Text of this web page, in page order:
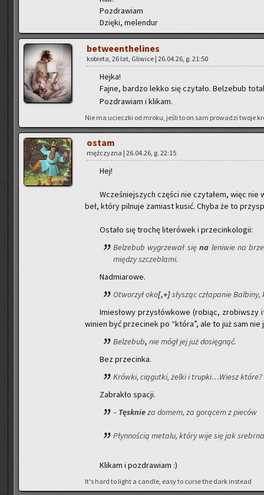
Po­zdra­wiam
Dzię­ki, me­len­dur
be­twe­en­the­li­nes
ko­bie­ta, 26 lat, Gli­wi­ce | 26.04.26, g. 21:50
Hejka!
Fajne, bar­dzo lekko się czy­ta­ło. Bel­ze­bub
Po­zdra­wiam i kli­kam.
Nie ma uciecz­ki od mroku, jeśli to on sam pro­wa­dzi twoje
ostam
męż­czy­zna | 26.04.26, g. 22:15
Hej!
Wcze­śniej­szych czę­ści nie czy­ta­łem, więc nie
beł, który pil­nu­je za­miast kusić. Chyba że to
Osta­ło się tro­chę li­te­ró­wek i prze­cin­ko­lo­gii:
Bel­ze­bub wy­grze­wał sięna le­ni­wie na
mię­dzy szcze­bla­mi.
Nad­mia­ro­we.
Otwo­rzył oko[,+]sły­sząc czła­pa­nie
Imie­sło­wy przy­słów­ko­we (ro­biąc,
wi­nien być prze­ci­nek po “która”, ale to już sam
Bel­ze­bub, nie mógł jej już do­się­gnąć.
Bez prze­cin­ka.
Krów­ki, cią­gut­ki, żelki i trup­ki…Wiesz które?
Za­bra­kło spa­cji.
– Tę­sk­nieza domem, za go­rą­cem z pie­ców
Płyn­no­ścią me­ta­lu, który wije się jak
Kli­kam i po­zdra­wiam :)
It's hard to light a can­dle, easy to curse the dark in­ste­ad